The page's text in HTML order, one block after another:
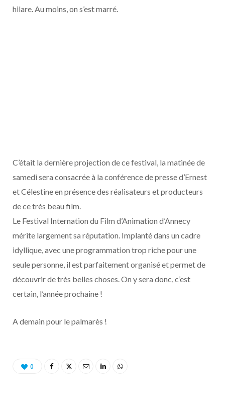
hilare. Au moins, on s’est marré.
C’était la dernière projection de ce festival, la matinée de
samedi sera consacrée à la conférence de presse d’Ernest
et Célestine en présence des réalisateurs et producteurs
de ce très beau film.
Le Festival Internation du Film d’Animation d’Annecy
mérite largement sa réputation. Implanté dans un cadre
idyllique, avec une programmation trop riche pour une
seule personne, il est parfaitement organisé et permet de
découvrir de très belles choses. On y sera donc, c’est
certain, l’année prochaine !
A demain pour le palmarès !
0